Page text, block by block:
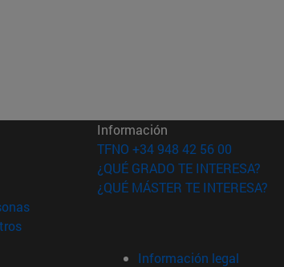
nueva ventana)
ventana)
en nueva ventana)
(abre en nueva ventana)
(abre en nueva ventana)
Información
TFNO +34 948 42 56 00
¿QUÉ GRADO TE INTERESA?
¿QUÉ MÁSTER TE INTERESA?
Información legal